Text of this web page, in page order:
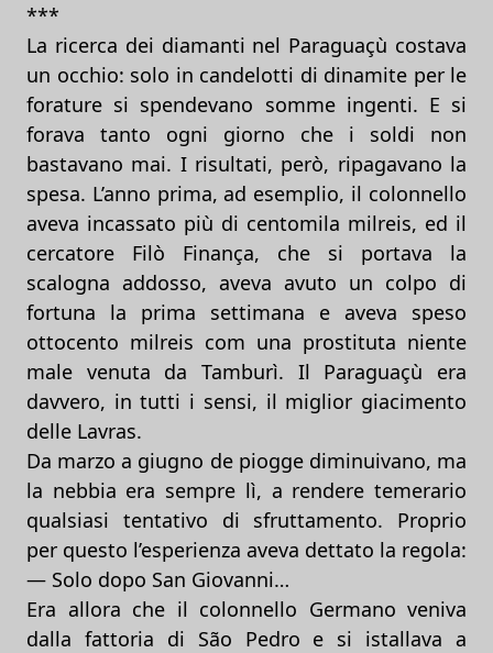
***
La ricerca dei diamanti nel Paraguaçù costava
un occhio: solo in candelotti di dinamite per le
forature si spendevano somme ingenti. E si
forava tanto ogni giorno che i soldi non
bastavano mai. I risultati, però, ripagavano la
spesa. L’anno prima, ad esemplio, il colonnello
aveva incassato più di centomila milreis, ed il
cercatore Filò Finança, che si portava la
scalogna addosso, aveva avuto un colpo di
fortuna la prima settimana e aveva speso
ottocento milreis com una prostituta niente
male venuta da Tamburì. Il Paraguaçù era
davvero, in tutti i sensi, il miglior giacimento
delle Lavras.
Da marzo a giugno de piogge diminuivano, ma
la nebbia era sempre lì, a rendere temerario
qualsiasi tentativo di sfruttamento. Proprio
per questo l’esperienza aveva dettato la regola:
— Solo dopo San Giovanni…
Era allora che il colonnello Germano veniva
dalla fattoria di São Pedro e si istallava a